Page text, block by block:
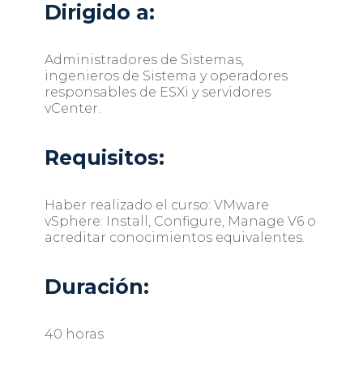
Dirigido a:
Administradores de Sistemas,
ingenieros de Sistema y operadores
responsables de ESXi y servidores
vCenter.
Requisitos:
Haber realizado el curso: VMware
vSphere: Install, Configure, Manage V6 o
acreditar conocimientos equivalentes.
Duración:
40 horas